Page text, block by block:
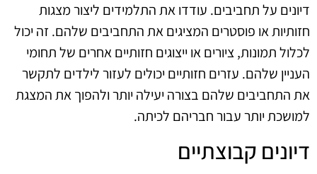
דיונים על תחביבים. עודדו את התלמידים ליצור מצגות
חזותיות או פוסטרים המציגים את התחביבים שלהם. זה יכול
לכלול תמונות, ציורים או ייצוגים חזותיים אחרים של תחומי
העניין שלהם. עזרים חזותיים יכולים לעזור לילדים לתקשר
את התחביבים שלהם בצורה יעילה יותר ולהפוך את המצגת
למושכת יותר עבור חבריהם לכיתה.
דיונים קבוצתיים